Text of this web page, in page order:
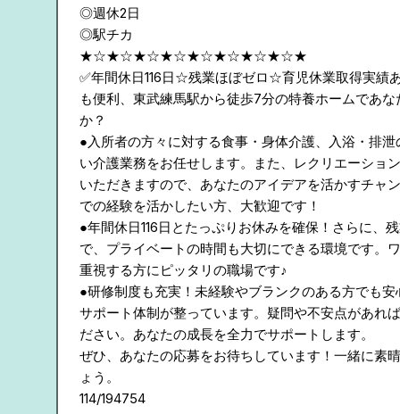
◎週休2日
◎駅チカ
★☆★☆★☆★☆★☆★☆★☆★☆★
✅年間休日116日☆残業ほぼゼロ☆育児休業取得実
も便利、東武練馬駅から徒歩7分の特養ホームであ
か？
●入所者の方々に対する食事・身体介護、入浴・排
い介護業務をお任せします。また、レクリエーショ
いただきますので、あなたのアイデアを活かすチャ
での経験を活かしたい方、大歓迎です！
●年間休日116日とたっぷりお休みを確保！さらに、
で、プライベートの時間も大切にできる環境です。
重視する方にピッタリの職場です♪
●研修制度も充実！未経験やブランクのある方でも
サポート体制が整っています。疑問や不安点があれ
ださい。あなたの成長を全力でサポートします。
ぜひ、あなたの応募をお待ちしています！一緒に素
ょう。
114/194754